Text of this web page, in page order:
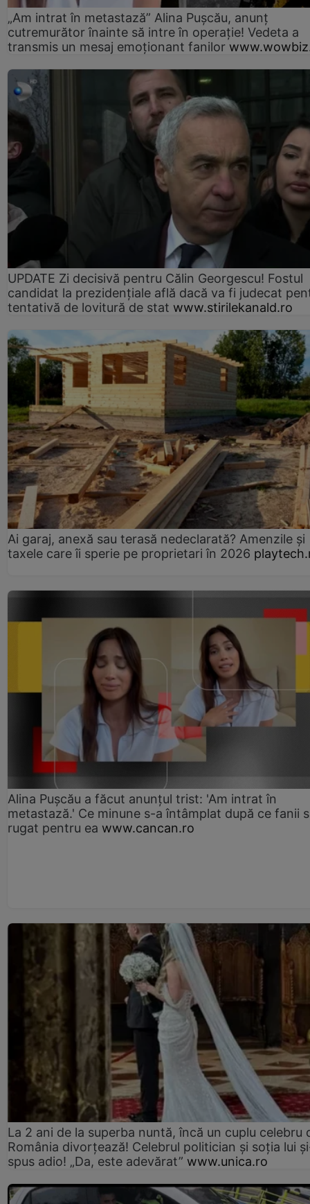
„Am intrat în metastază” Alina Pușcău, anunț
cutremurător înainte să intre în operație! Vedeta a
transmis un mesaj emoționant fanilor
UPDATE Zi decisivă pentru Călin Georgescu! Fostul
candidat la prezidențiale află dacă va fi judecat
tentativă de lovitură de stat www.stirilekanald.ro
Ai garaj, anexă sau terasă nedeclarată? Amenzile și
taxele care îi sperie pe proprietari în 2026
Alina Pușcău a făcut anunțul trist: 'Am intrat în
metastază.' Ce minune s-a întâmplat după ce fanii
rugat pentru ea www.cancan.ro
La 2 ani de la superba nuntă, încă un cuplu celebru
România divorțează! Celebrul politician și soția lui
spus adio! „Da, este adevărat” www.unica.ro